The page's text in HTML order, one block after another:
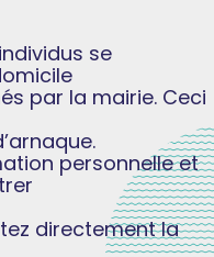
se
par la mairie. Ceci
personnelle et
directement la